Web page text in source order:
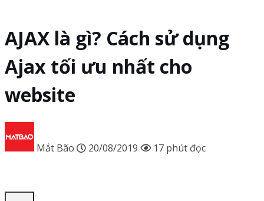
AJAX là gì? Cách sử dụng
Ajax tối ưu nhất cho
website
Mắt Bão 20/08/2019 17 phút đọc